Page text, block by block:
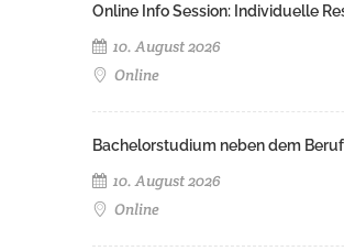
Online Info Session: Individuelle
10. August 2026
Online
Bachelorstudium neben dem Beruf
10. August 2026
Online